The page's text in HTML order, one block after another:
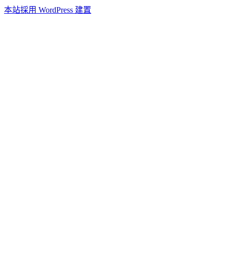
本站採用 WordPress 建置